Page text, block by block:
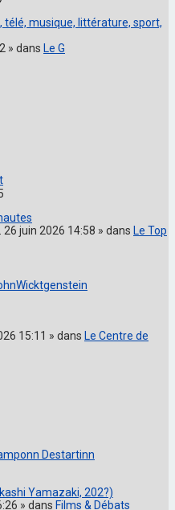
musique, littérature, sport,
» dans Le G
26 juin 2026 14:58 » dans Le Top
15:11 » dans Le Centre de
Destartinn
Yamazaki, 202?)
» dans Films & Débats